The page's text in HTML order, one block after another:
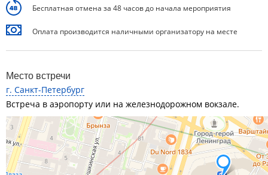
Бесплатная отмена за 48 часов до начала мероприятия
Оплата производится наличными организатору на месте
Место встречи
г. Санкт-Петербург
Встреча в аэропорту или на железнодорожном вокзале.